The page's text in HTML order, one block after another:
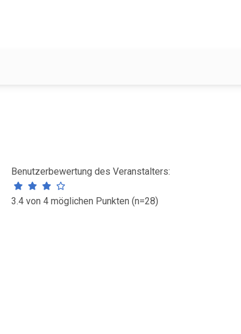
Benutzerbewertung des Veranstalters:
3.4 von 4 möglichen Punkten (n=28)